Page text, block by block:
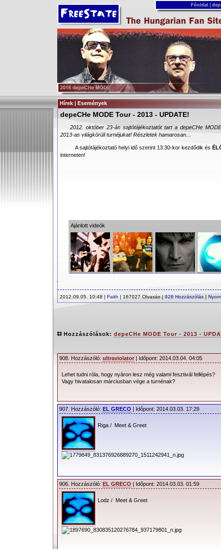
Főoldal
Hírek | Események
depeCHe MODE Tour - 2013 - UPDATE!
2012. október 23-án sajtótájékoztatót tart a depeCHe
2013-as világkörüli turnéjukat! Részletek hamarosan…
A sajtótájékoztató helyi idő szerint 13:30-kor kezdődik és
interneten!
Ajánlott videók
2012.09.05. 10:48 | Faith | 167027 Olvasás | 928 Hozzászólás |
Hozzászólások: depeCHe MODE Tour - 2013 -
908. Hozzászóló: ultraviolator | Időpont: 2014.03.04. 04:05
Lehet tudni róla, hogy nyáron lesz még valami fesztivál fellépés?
Vagy hivatalosan márciusban vége a turnénak?
907. Hozzászóló: EL GRECO | Időpont: 2014.03.03. 17:29
Riga / Meet & Greet
906. Hozzászóló: EL GRECO | Időpont: 2014.03.03. 01:59
Lodz / Meet & Greet